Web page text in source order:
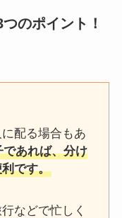
のポイント！
配る場合もあ
あれば、分け
です。
などで忙しく